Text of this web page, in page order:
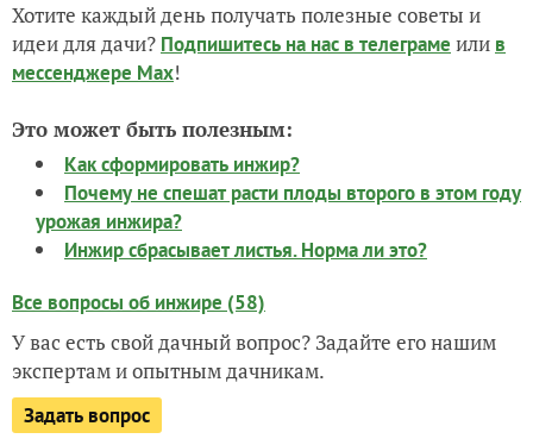
Хотите каждый день получать полезные советы и
идеи для дачи? Подпишитесь на нас в телеграме или в
мессенджере Max!
Это может быть полезным:
Как сформировать инжир?
Почему не спешат расти плоды второго в этом году
урожая инжира?
Инжир сбрасывает листья. Норма ли это?
Все вопросы об инжире (58)
У вас есть свой дачный вопрос? Задайте его нашим
экспертам и опытным дачникам.
Задать вопрос